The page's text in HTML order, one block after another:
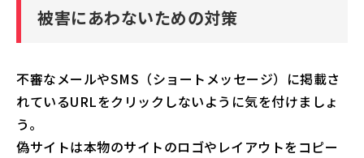
被害にあわないための対策
不審なメールやSMS（ショートメッセージ）に掲載さ
れているURLをクリックしないように気を付けましょ
う。
偽サイトは本物のサイトのロゴやレイアウトをコピー